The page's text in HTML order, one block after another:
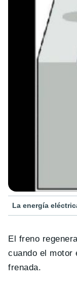
La energía
El freno
cuando el motor
frenada.